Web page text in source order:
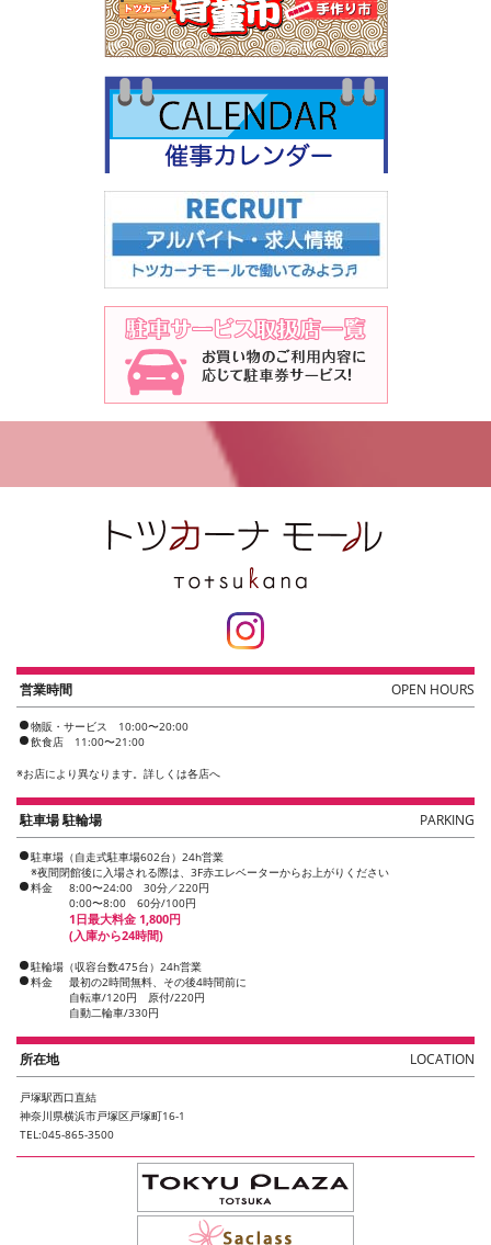
営業時間 OPEN HOURS
物販・サービス 10:00〜20:00
飲食店 11:00〜21:00
※お店により異なります。詳しくは各店へ
駐車場 駐輪場 PARKING
駐車場（自走式駐車場602台）24h営業
※夜間閉館後に入場される際は、3F赤エレベーターからお上がりください
料金
8:00〜24:00 30分／220円
0:00〜8:00 60分/100円
1日最大料金 1,800円
(入庫から24時間)
駐輪場（収容台数475台）24h営業
料金
最初の2時間無料、その後4時間前に
自転車/120円 原付/220円
自動二輪車/330円
所在地 LOCATION
戸塚駅西口直結
神奈川県横浜市戸塚区戸塚町16-1
TEL:045-865-3500